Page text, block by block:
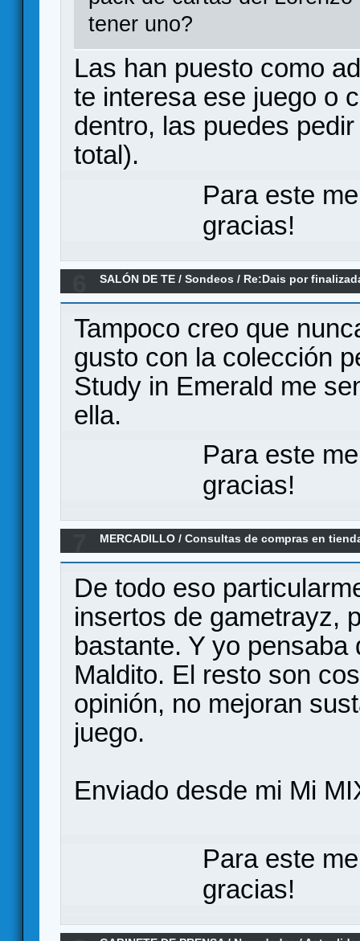
tener uno?
Las han puesto como
te interesa ese juego o
dentro, las puedes
total).
Para este
gracias!
SALÓN DE TE /Sondeos / Re:Dais por
Tampoco creo que
gusto con la colección
Study in Emerald me
ella.
Para este
gracias!
MERCADILLO /Consultas de compras en
De todo eso
insertos de gametrayz,
bastante. Y yo
Maldito. El resto son
opinión, no mejoran
juego.
Enviado desde mi Mi
Para este
gracias!